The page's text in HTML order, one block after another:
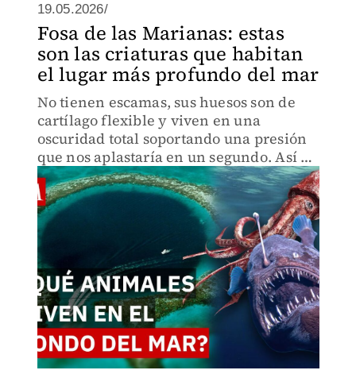
19.05.2026/
Fosa de las Marianas: estas
son las criaturas que habitan
el lugar más profundo del mar
No tienen escamas, sus huesos son de
cartílago flexible y viven en una
oscuridad total soportando una presión
que nos aplastaría en un segundo. Así es
la impactante fauna de la Fosa de las
Marianas.